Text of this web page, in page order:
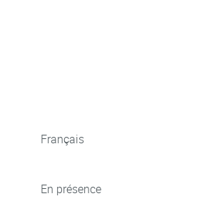
Français
En présence